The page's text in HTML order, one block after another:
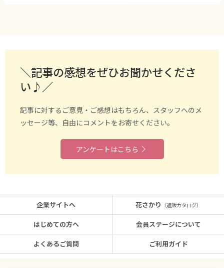
＼記事の感想をぜひお聞かせくださ
い♪／
記事に対するご意見・ご感想はもちろん、スタッフへのメ
ッセージ等、自由にコメントをお寄せください。
アンケートはこちら
企業サイトへ
はじめての方へ
よくあるご質問
花さかり （通販カタログ）
会員ステージについて
ご利用ガイド